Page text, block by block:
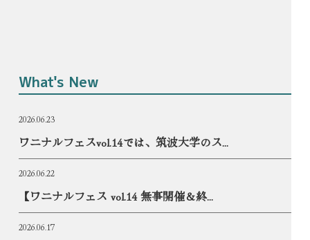
What's New
2026.06.23
ワニナルフェスvol.14では、筑波大学のス...
2026.06.22
【ワニナルフェス vol.14 無事開催＆終...
2026.06.17